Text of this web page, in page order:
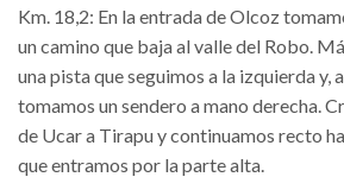
Km. 18,2: En la entrada de Olcoz
un camino que baja al valle del Robo.
una pista que seguimos a la izquierda y,
tomamos un sendero a mano derecha.
de Ucar a Tirapu y continuamos recto
que entramos por la parte alta.